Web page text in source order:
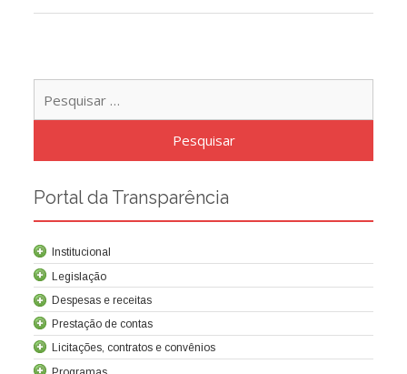
Portal da Transparência
Institucional
Legislação
Despesas e receitas
Prestação de contas
Licitações, contratos e convênios